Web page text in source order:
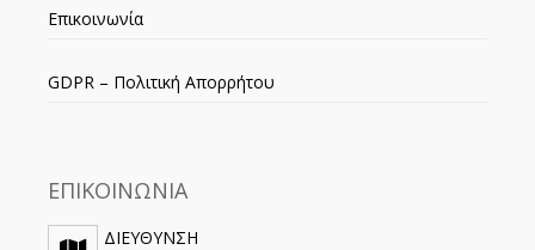
Επικοινωνία
GDPR – Πολιτική Απορρήτου
ΕΠΙΚΟΙΝΩΝΙΑ
ΔΙΕΥΘΥΝΣΗ